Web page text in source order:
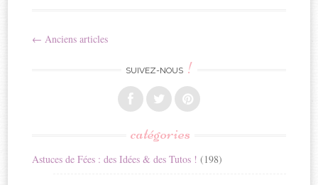
Navigation
← Anciens articles
SUIVEZ-NOUS !
catégories
Astuces de Fées : des Idées & des Tutos ! (198)